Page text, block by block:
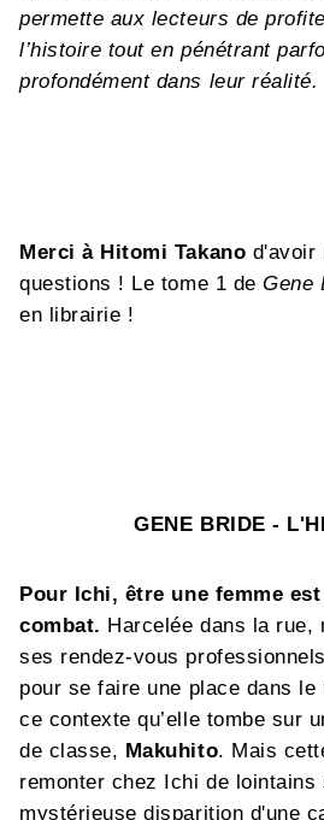
permette aux lecteurs de
l’histoire tout en pénétrant
profondément dans leur réalité.
Merci à Hitomi Takano d'avoir
questions ! Le tome 1 deGene
en librairie !
GENE BRIDE -
Pour Ichi, être une femme
combat. Harcelée dans la rue,
ses rendez-vous
pour se faire une place dans le
ce contexte qu’elle tombe sur
de classe, Makuhito. Mais
remonter chez Ichi de
mystérieuse disparition d'une